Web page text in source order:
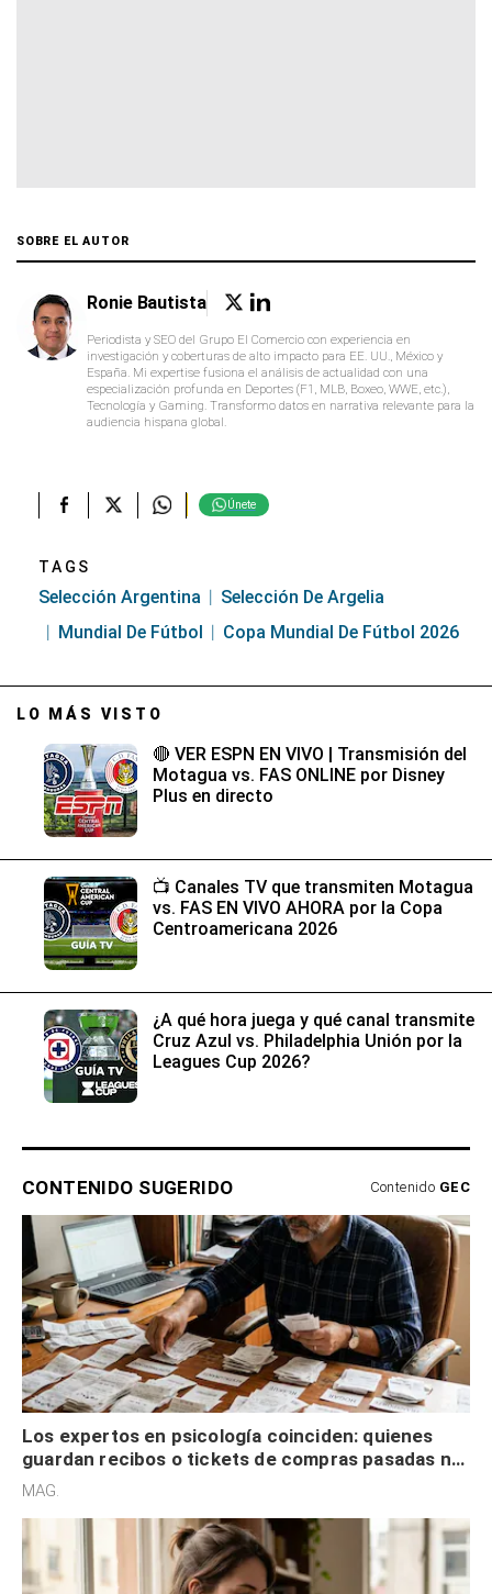
SOBRE EL AUTOR
Ronie Bautista
Periodista y SEO del Grupo El Comercio con experiencia en
investigación y coberturas de alto impacto para EE. UU., México y
España. Mi expertise fusiona el análisis de actualidad con una
especialización profunda en Deportes (F1, MLB, Boxeo, WWE, etc.),
Tecnología y Gaming. Transformo datos en narrativa relevante para la
audiencia hispana global.
Únete
TAGS
Selección Argentina
Selección De Argelia
Mundial De Fútbol
Copa Mundial De Fútbol 2026
LO MÁS VISTO
🔴 VER ESPN EN VIVO | Transmisión del
Motagua vs. FAS ONLINE por Disney
Plus en directo
📺 Canales TV que transmiten Motagua
vs. FAS EN VIVO AHORA por la Copa
Centroamericana 2026
¿A qué hora juega y qué canal transmite
Cruz Azul vs. Philadelphia Unión por la
Leagues Cup 2026?
CONTENIDO SUGERIDO Contenido GEC
Los expertos en psicología coinciden: quienes
guardan recibos o tickets de compras pasadas no
son acumuladores, sino que tienen necesidad de
MAG.